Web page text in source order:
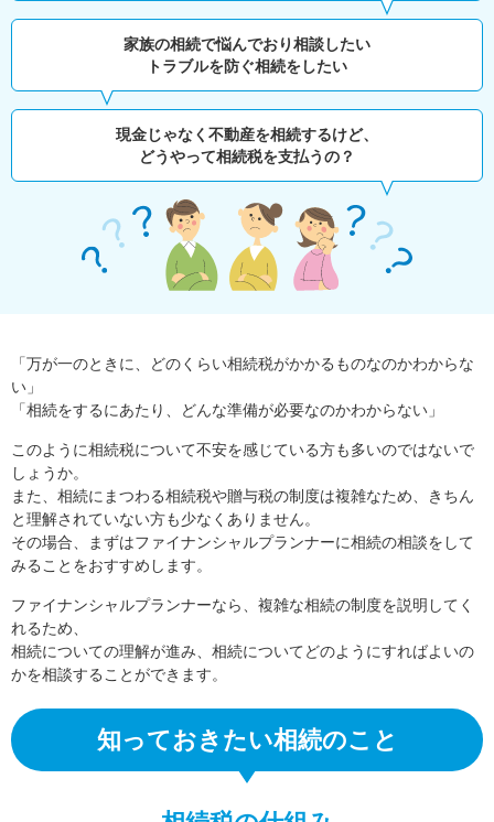
家族の相続で悩んでおり相談したい
トラブルを防ぐ相続をしたい
現金じゃなく不動産を相続するけど、
どうやって相続税を支払うの？
「万が一のときに、どのくらい相続税がかかるものなのかわからな
い」
「相続をするにあたり、どんな準備が必要なのかわからない」
このように相続税について不安を感じている方も多いのではないで
しょうか。
また、相続にまつわる相続税や贈与税の制度は複雑なため、きちん
と理解されていない方も少なくありません。
その場合、まずはファイナンシャルプランナーに相続の相談をして
みることをおすすめします。
ファイナンシャルプランナーなら、複雑な相続の制度を説明してく
れるため、
相続についての理解が進み、相続についてどのようにすればよいの
かを相談することができます。
知っておきたい相続のこと